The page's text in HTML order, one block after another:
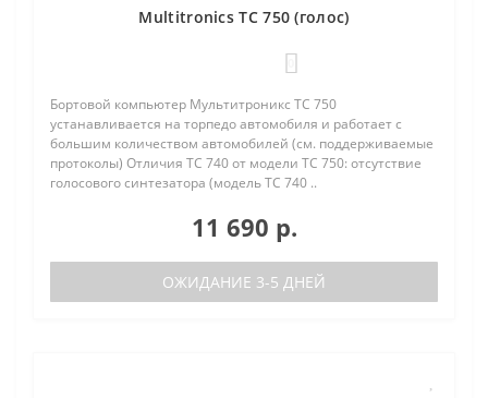
Multitronics TC 750 (голос)
Бортовой компьютер Мультитроникс TC 750
устанавливается на торпедо автомобиля и работает с
большим количеством автомобилей (см. поддерживаемые
протоколы) Отличия TC 740 от модели TC 750: отсутствие
голосового синтезатора (модель TC 740 ..
11 690 р.
ОЖИДАНИЕ 3-5 ДНЕЙ